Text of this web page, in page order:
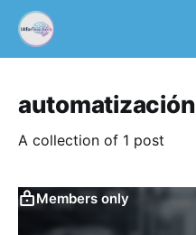
automatización
A collection of 1 post
Members only